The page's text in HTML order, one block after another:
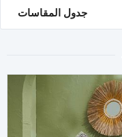
جدول المقاسات